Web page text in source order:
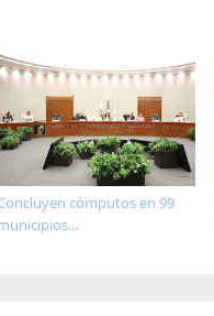
cómputos en 99